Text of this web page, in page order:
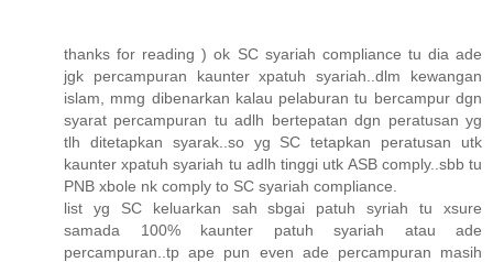
thanks for reading ) ok SC syariah compliance tu dia ade
jgk percampuran kaunter xpatuh syariah..dlm kewangan
islam, mmg dibenarkan kalau pelaburan tu bercampur dgn
syarat percampuran tu adlh bertepatan dgn peratusan yg
tlh ditetapkan syarak..so yg SC tetapkan peratusan utk
kaunter xpatuh syariah tu adlh tinggi utk ASB comply..sbb tu
PNB xbole nk comply to SC syariah compliance.
list yg SC keluarkan sah sbgai patuh syriah tu xsure
samada 100% kaunter patuh syariah atau ade
percampuran..tp ape pun even ade percampuran masih